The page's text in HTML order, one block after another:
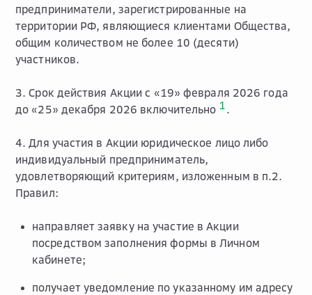
предприниматели, зарегистрированные на
территории РФ, являющиеся клиентами Общества,
общим количеством не более 10 (десяти)
участников.
3. Срок действия Акции с «19» февраля 2026 года
до «25» декабря 2026 включительно 1.
4. Для участия в Акции юридическое лицо либо
индивидуальный предприниматель,
удовлетворяющий критериям, изложенным в п.2.
Правил:
направляет заявку на участие в Акции
посредством заполнения формы в Личном
кабинете;
получает уведомление по указанному им адресу